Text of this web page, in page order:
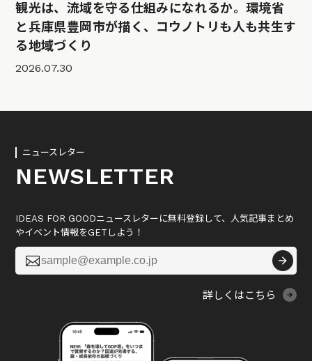
観光は、流域を守る仕組みになれるか。環境省
と兵庫県豊岡市が描く、コウノトリも人も共生す
る地域づくり
2026.07.30
ニュースレター
NEWSLETTER
IDEAS FOR GOODニュースレターに無料登録して、人気記事まとめ
やイベント情報をGETしよう！

詳しくはこちら